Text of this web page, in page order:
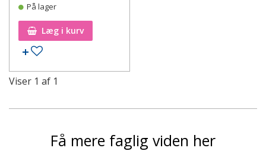
På lager
Læg i kurv
Tilføj til ønskeseddel
Viser 1 af 1
Få mere faglig viden her